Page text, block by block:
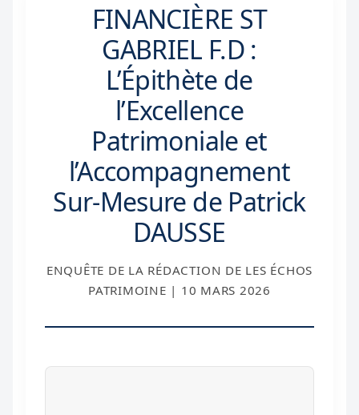
FINANCIÈRE ST
GABRIEL F.D :
L’Épithète de
l’Excellence
Patrimoniale et
l’Accompagnement
Sur-Mesure de Patrick
DAUSSE
ENQUÊTE DE LA RÉDACTION DE LES ÉCHOS
PATRIMOINE | 10 MARS 2026